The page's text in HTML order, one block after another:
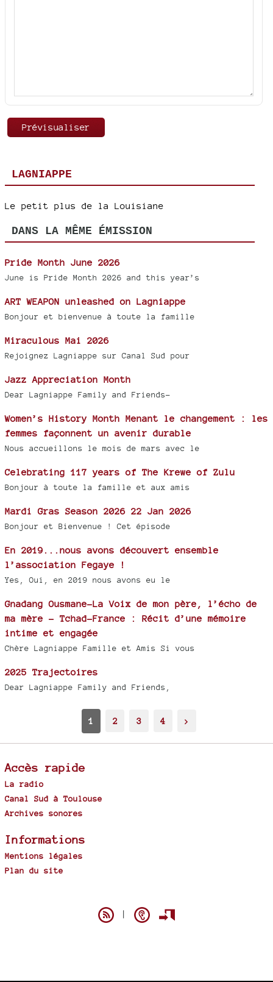
LAGNIAPPE
Le petit plus de la Louisiane
DANS LA MÊME ÉMISSION
Pride Month June 2026
June is Pride Month 2026 and this year’s
ART WEAPON unleashed on Lagniappe
Bonjour et bienvenue à toute la famille
Miraculous Mai 2026
Rejoignez Lagniappe sur Canal Sud pour
Jazz Appreciation Month
Dear Lagniappe Family and Friends-
Women’s History Month Menant le changement : les
femmes façonnent un avenir durable
Nous accueillons le mois de mars avec le
Celebrating 117 years of The Krewe of Zulu
Bonjour à toute la famille et aux amis
Mardi Gras Season 2026 22 Jan 2026
Bonjour et Bienvenue ! Cet épisode
En 2019...nous avons découvert ensemble
l’association Fegaye !
Yes, Oui, en 2019 nous avons eu le
Gnadang Ousmane-La Voix de mon père, l’écho de
ma mère - Tchad-France : Récit d’une mémoire
intime et engagée
Chère Lagniappe Famille et Amis Si vous
2025 Trajectoires
Dear Lagniappe Family and Friends,
1 2 3 4 >
Accès rapide
La radio
Canal Sud à Toulouse
Archives sonores
Informations
Mentions légales
Plan du site
|